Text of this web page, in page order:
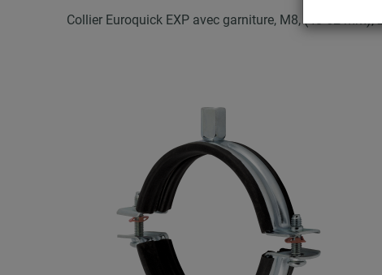
Collier Euroquick EXP avec garniture, M8, (48-52 mm),